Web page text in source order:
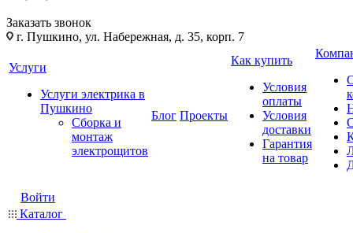
Заказать звонок
г. Пушкино, ул. Набережная, д. 35, корп. 7
Услуги
Услуги электрика в
Пушкино
Сборка и
монтаж
электрощитов
Блог Проекты
Как купить
Условия
оплаты
Условия
доставки
Гарантия
на товар
Войти
Каталог